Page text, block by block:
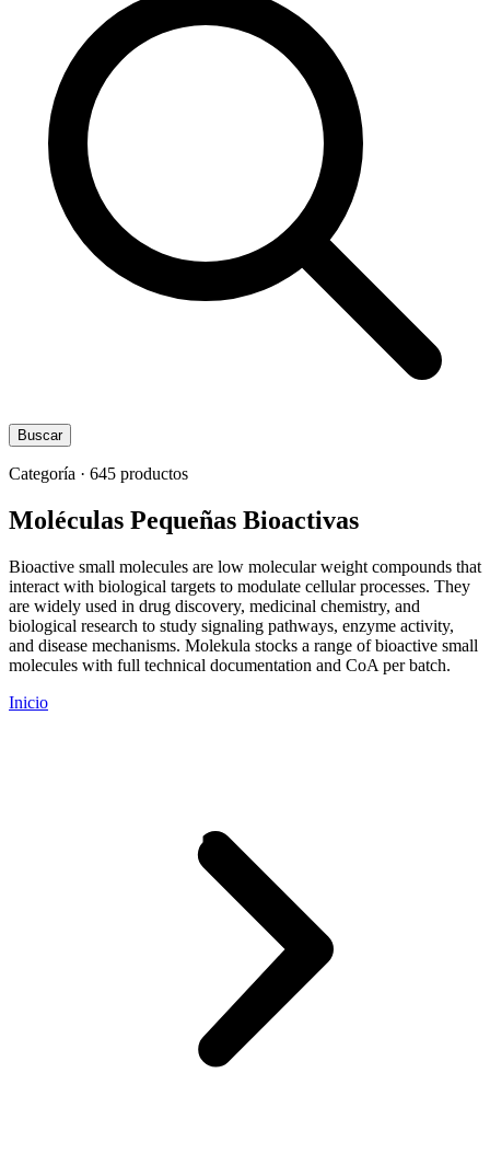
Buscar
Categoría · 645 productos
Moléculas Pequeñas Bioactivas
Bioactive small molecules are low molecular weight compounds that
interact with biological targets to modulate cellular processes. They
are widely used in drug discovery, medicinal chemistry, and
biological research to study signaling pathways, enzyme activity,
and disease mechanisms. Molekula stocks a range of bioactive small
molecules with full technical documentation and CoA per batch.
Inicio